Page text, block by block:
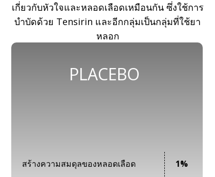
เกี่ยวกับหัวใจและหลอดเลือดเหมือนกัน ซึ่งใช้การ
บำบัดด้วย Tensirin และอีกกลุ่มเป็นกลุ่มที่ใช้ยา
หลอก
PLACEBO
สร้างความสมดุลของหลอดเลือด
1%